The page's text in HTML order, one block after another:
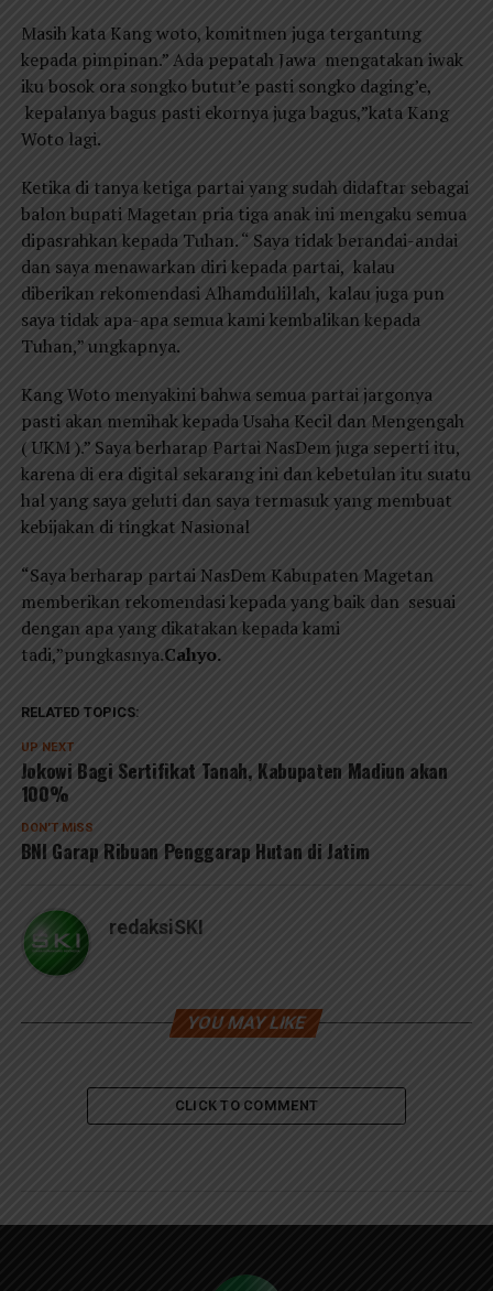
Masih kata Kang woto, komitmen juga tergantung
kepada pimpinan.” Ada pepatah Jawa mengatakan iwak
iku bosok ora songko butut’e pasti songko daging’e,
kepalanya bagus pasti ekornya juga bagus,”kata Kang
Woto lagi.
Ketika di tanya ketiga partai yang sudah didaftar sebagai
balon bupati Magetan pria tiga anak ini mengaku semua
dipasrahkan kepada Tuhan. “ Saya tidak berandai-andai
dan saya menawarkan diri kepada partai, kalau
diberikan rekomendasi Alhamdulillah, kalau juga pun
saya tidak apa-apa semua kami kembalikan kepada
Tuhan,” ungkapnya.
Kang Woto menyakini bahwa semua partai jargonya
pasti akan memihak kepada Usaha Kecil dan Mengengah
( UKM ).” Saya berharap Partai NasDem juga seperti itu,
karena di era digital sekarang ini dan kebetulan itu suatu
hal yang saya geluti dan saya termasuk yang membuat
kebijakan di tingkat Nasional
“Saya berharap partai NasDem Kabupaten Magetan
memberikan rekomendasi kepada yang baik dan sesuai
dengan apa yang dikatakan kepada kami
tadi,”pungkasnya.Cahyo.
RELATED TOPICS:
UP NEXT
Jokowi Bagi Sertifikat Tanah, Kabupaten Madiun akan
100%
DON'T MISS
BNI Garap Ribuan Penggarap Hutan di Jatim
redaksiSKI
YOU MAY LIKE
CLICK TO COMMENT